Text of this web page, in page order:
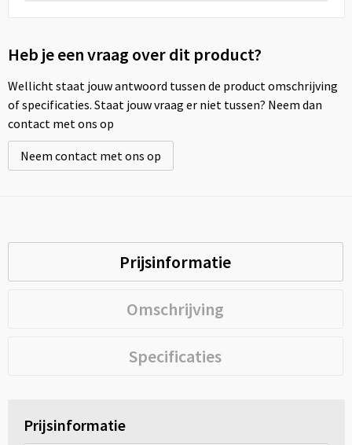
Heb je een vraag over dit product?
Wellicht staat jouw antwoord tussen de product omschrijving
of specificaties. Staat jouw vraag er niet tussen? Neem dan
contact met ons op
Neem contact met ons op
Prijsinformatie
Omschrijving
Specificaties
Prijsinformatie